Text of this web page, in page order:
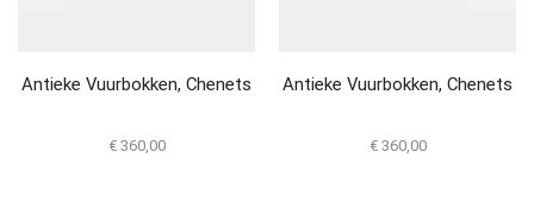
Antieke Vuurbokken, Chenets
€360,00
Antieke Vuurbokken, Chenets
€360,00